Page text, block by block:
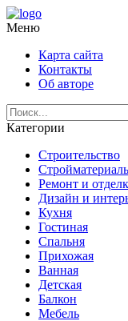
Меню
Карта сайта
Контакты
Об авторе
Категории
Строительство
Ремонт и
Дизайн и
Кухня
Гостиная
Спальня
Прихожая
Ванная
Детская
Балкон
Мебель